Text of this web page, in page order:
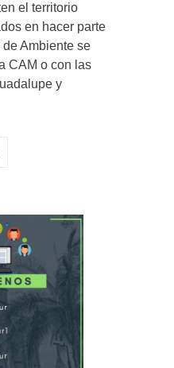
el territorio
en hacer parte
Ambiente se
CAM o con las
y